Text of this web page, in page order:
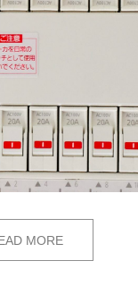
MORE